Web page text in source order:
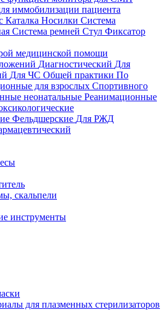
иммобилизации пациента
Каталка Носилки Система
Система ремней Стул Фиксатор
медицинской помощи
Диагностический Для
Для ЧС Общей практики По
для взрослых Спортивного
неонатальные Реанимационные
Фельдшерские Для РЖД
скальпели
инструменты
для плазменных стерилизаторов